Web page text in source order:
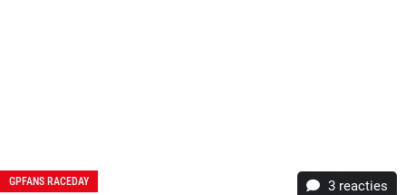
GPFANS RACEDAY 3 reacties